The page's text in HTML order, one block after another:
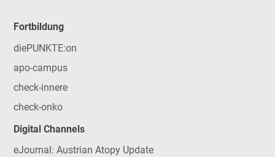
Fortbildung
diePUNKTE:on
apo-campus
check-innere
check-onko
Digital Channels
eJournal: Austrian Atopy Update